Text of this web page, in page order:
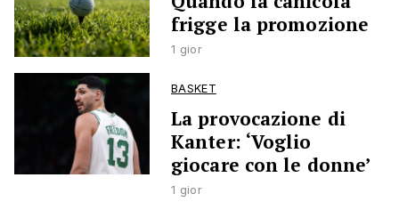
frigge la promozione
1 gior
BASKET
La provocazione di
Kanter: ‘Voglio
giocare con le donne’
1 gior